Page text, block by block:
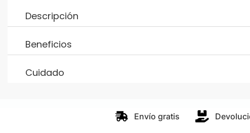
Descripción
Beneficios
Cuidado
Envío gratis